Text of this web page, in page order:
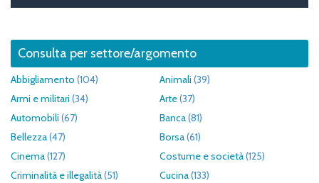
Consulta per settore/argomento
Abbigliamento (104) Animali (39)
Armi e militari (34) Arte(37)
Automobili (67) Banca(81)
Bellezza(47) Borsa(61)
Cinema(127) Costume e società(125)
Criminalità e illegalità(51) Cucina(133)